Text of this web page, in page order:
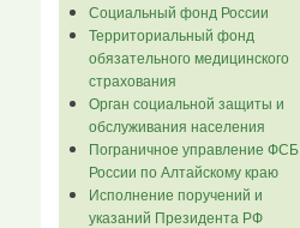
Социальный фонд России
Территориальный фонд
обязательного медицинского
страхования
Орган социальной защиты и
обслуживания населения
Пограничное управление ФСБ
России по Алтайскому краю
Исполнение поручений и
указаний Президента РФ